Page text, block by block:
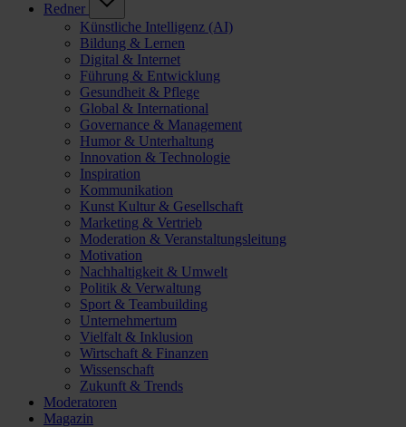
Redner
Künstliche Intelligenz (AI)
Bildung & Lernen
Digital & Internet
Führung & Entwicklung
Gesundheit & Pflege
Global & International
Governance & Management
Humor & Unterhaltung
Innovation & Technologie
Inspiration
Kommunikation
Kunst Kultur & Gesellschaft
Marketing & Vertrieb
Moderation & Veranstaltungsleitung
Motivation
Nachhaltigkeit & Umwelt
Politik & Verwaltung
Sport & Teambuilding
Unternehmertum
Vielfalt & Inklusion
Wirtschaft & Finanzen
Wissenschaft
Zukunft & Trends
Moderatoren
Magazin